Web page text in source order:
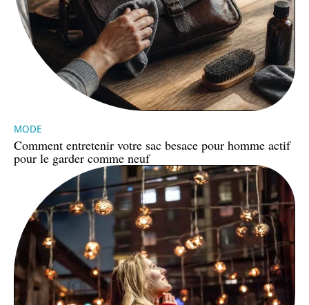
MODE
Comment entretenir votre sac besace pour homme actif
pour le garder comme neuf